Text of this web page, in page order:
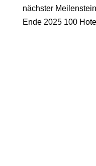
nächster
Ende 2025 100